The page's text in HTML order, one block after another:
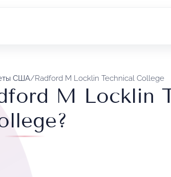
США/Radford M Locklin Technical College
M Locklin